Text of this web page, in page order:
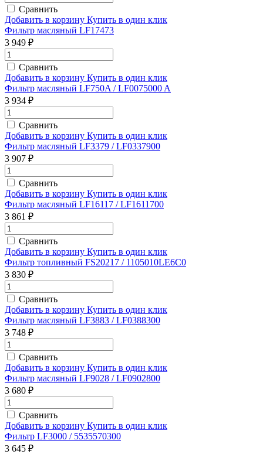
Сравнить
Добавить в корзину Купить в один клик
Фильтр масляный LF17473
3 949 ₽
Сравнить
Добавить в корзину Купить в один клик
Фильтр масляный LF750A / LF0075000 A
3 934 ₽
Сравнить
Добавить в корзину Купить в один клик
Фильтр масляный LF3379 / LF0337900
3 907 ₽
Сравнить
Добавить в корзину Купить в один клик
Фильтр масляный LF16117 / LF1611700
3 861 ₽
Сравнить
Добавить в корзину Купить в один клик
Фильтр топливный FS20217 / 1105010LE6C0
3 830 ₽
Сравнить
Добавить в корзину Купить в один клик
Фильтр масляный LF3883 / LF0388300
3 748 ₽
Сравнить
Добавить в корзину Купить в один клик
Фильтр масляный LF9028 / LF0902800
3 680 ₽
Сравнить
Добавить в корзину Купить в один клик
Фильтр LF3000 / 5535570300
3 645 ₽